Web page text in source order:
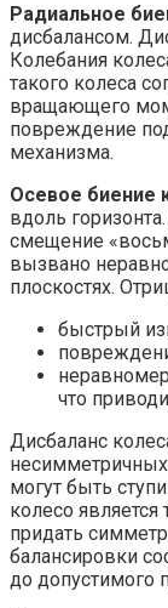
Радиальное
дисбалансом.
Колебания
такого колеса
вращающего
повреждение
механизма.
Осевое биение
вдоль
смещение
вызвано
плоскостях.
быстрый
что
Дисбаланс
несимметричных
могут быть
колесо
придать
балансировки
до допустимого